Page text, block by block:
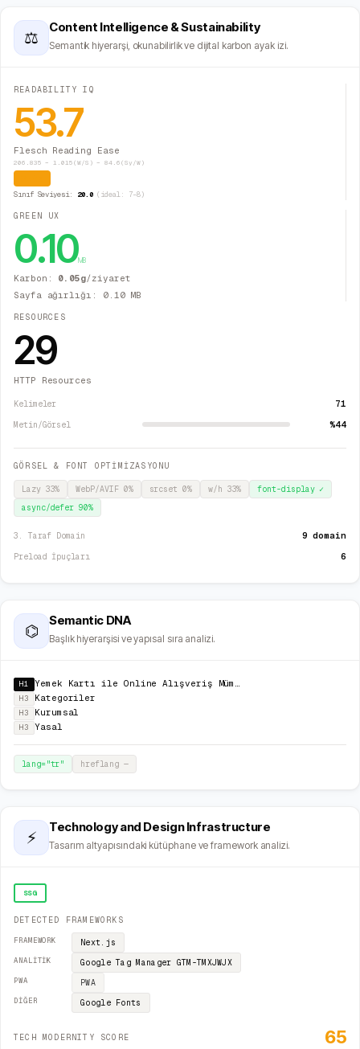
⚖
Content Intelligence & Sustainability
Semantik hiyerarşi, okunabilirlik ve dijital karbon ayak izi.
READABILITY IQ
53.7
Flesch Reading Ease
206.835 − 1.015(W/S) − 84.6(Sy/W)
Sınıf Seviyesi: 20.0(ideal: 7–8)
GREEN UX
0.10MB
Karbon: 0.05g/ziyaret
Sayfa ağırlığı: 0.10MB
RESOURCES
29
HTTP Resources
Kelimeler 71
Metin/Görsel %44
GÖRSEL & FONT OPTİMİZASYONU
Lazy 33% WebP/AVIF 0% srcset0% w/h 33% font-display✓
async/defer90%
3. Taraf Domain 9 domain
Preload İpuçları 6
⌬
Semantic DNA
Başlık hiyerarşisi ve yapısal sıra analizi.
H1 Yemek Kartı ile Online Alışveriş Mümkün mü? İşte Bilmeniz Gerekenler
H3 Kategoriler
H3 Kurumsal
H3 Yasal
lang="tr" hreflang —
⚡
Technology and Design Infrastructure
Tasarım altyapısındaki kütüphane ve framework analizi.
SSG
DETECTED FRAMEWORKS
FRAMEWORK Next.js
ANALITIK Google Tag Manager GTM-TMXJWJX
PWA PWA
DIĞER Google Fonts
TECH MODERNITY SCORE 65